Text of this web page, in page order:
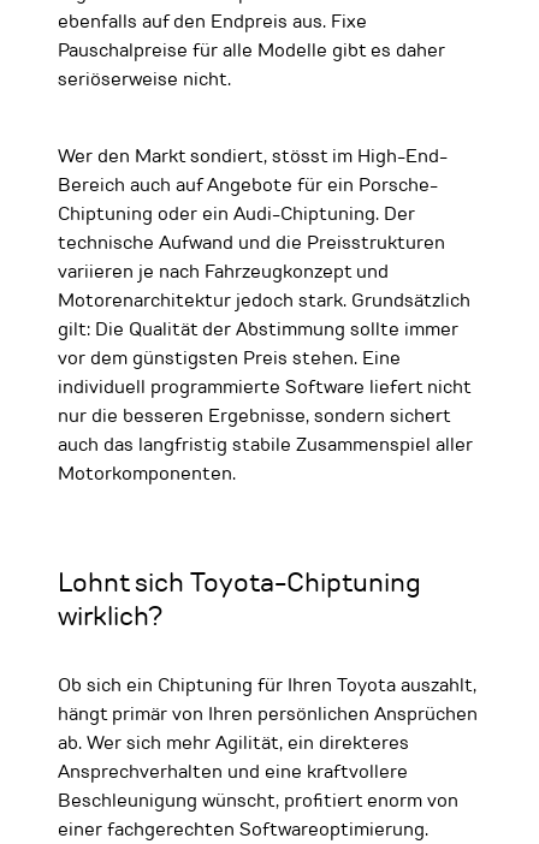
ebenfalls auf den Endpreis aus. Fixe
Pauschalpreise für alle Modelle gibt es daher
seriöserweise nicht.
Wer den Markt sondiert, stösst im High-End-
Bereich auch auf Angebote für ein Porsche-
Chiptuning oder ein Audi-Chiptuning. Der
technische Aufwand und die Preisstrukturen
variieren je nach Fahrzeugkonzept und
Motorenarchitektur jedoch stark. Grundsätzlich
gilt: Die Qualität der Abstimmung sollte immer
vor dem günstigsten Preis stehen. Eine
individuell programmierte Software liefert nicht
nur die besseren Ergebnisse, sondern sichert
auch das langfristig stabile Zusammenspiel aller
Motorkomponenten.
Lohnt sich Toyota-Chiptuning
wirklich?
Ob sich ein Chiptuning für Ihren Toyota auszahlt,
hängt primär von Ihren persönlichen Ansprüchen
ab. Wer sich mehr Agilität, ein direkteres
Ansprechverhalten und eine kraftvollere
Beschleunigung wünscht, profitiert enorm von
einer fachgerechten Softwareoptimierung.